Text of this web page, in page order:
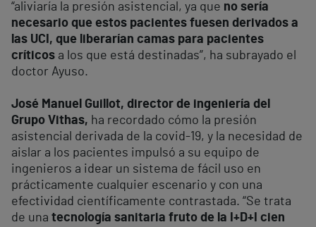
“aliviaría la presión asistencial, ya que no sería
necesario que estos pacientes fuesen derivados a
las UCI, que liberarían camas para pacientes
críticos a los que está destinadas”, ha subrayado el
doctor Ayuso.
José Manuel Guillot, director de ingeniería del
Grupo Vithas, ha recordado cómo la presión
asistencial derivada de la covid-19, y la necesidad de
aislar a los pacientes impulsó a su equipo de
ingenieros a idear un sistema de fácil uso en
prácticamente cualquier escenario y con una
efectividad científicamente contrastada. “Se trata
de una tecnología sanitaria fruto de la I+D+I cien